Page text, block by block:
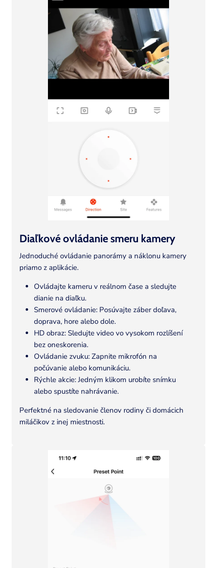
Diaľkové ovládanie smeru kamery
Jednoduché ovládanie panorámy a náklonu kamery
priamo z aplikácie.
Ovládajte kameru v reálnom čase a sledujte
dianie na diaľku.
Smerové ovládanie: Posúvajte záber doľava,
doprava, hore alebo dole.
HD obraz: Sledujte video vo vysokom rozlíšení
bez oneskorenia.
Ovládanie zvuku: Zapnite mikrofón na
počúvanie alebo komunikáciu.
Rýchle akcie: Jedným klikom urobíte snímku
alebo spustíte nahrávanie.
Perfektné na sledovanie členov rodiny či domácich
miláčikov z inej miestnosti.